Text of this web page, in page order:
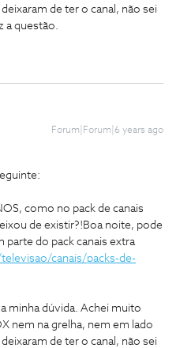
de ter o canal, não sei
a questão.
Forum|Forum|6 years ago
como no pack de canais
de existir?! Boa noite, pode
parte do pack canais extra
canais/packs-de-
minha dúvida. Achei muito
nem na grelha, nem em lado
de ter o canal, não sei